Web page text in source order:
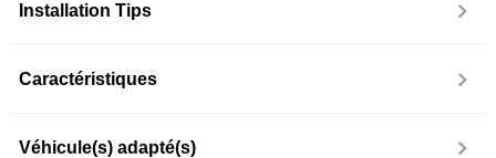
Installation Tips
Caractéristiques
Véhicule(s) adapté(s)